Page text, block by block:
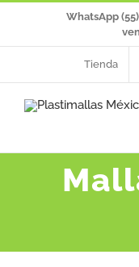
WhatsApp
Tienda